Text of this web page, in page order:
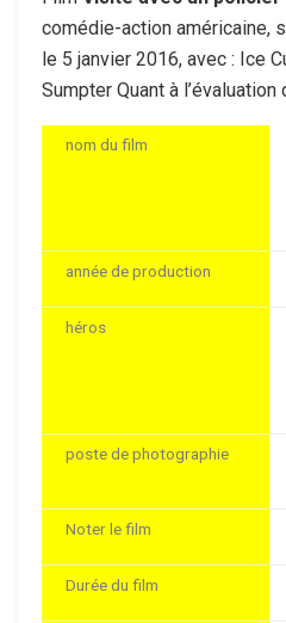
comédie-action américaine,
le 5 janvier 2016, avec : Ice
Sumpter Quant à l’évaluation
nom du film
année de production
héros
poste de photographie
Noter le film
Durée du film